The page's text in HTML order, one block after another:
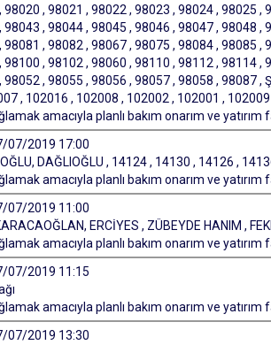
, 98021 , 98022 , 98023 , 98024 , 98025 ,
, 98044 , 98045 , 98046 , 98047 , 98048 ,
, 98082 , 98067 , 98075 , 98084 , 98085 ,
, 98102 , 98060 , 98110 , 98112 , 98114 ,
, 98055 , 98056 , 98057 , 98058 , 98087 ,
, 102016 , 102008 , 102002 , 102001 ,
amacıyla planlı bakım onarım ve
07/2019 17:00
DAĞLIOĞLU , 14124 , 14130 , 14126 ,
amacıyla planlı bakım onarım ve
07/2019 11:00
ERCİYES , ZÜBEYDE HANIM ,
amacıyla planlı bakım onarım ve
07/2019 11:15
amacıyla planlı bakım onarım ve
07/2019 13:30